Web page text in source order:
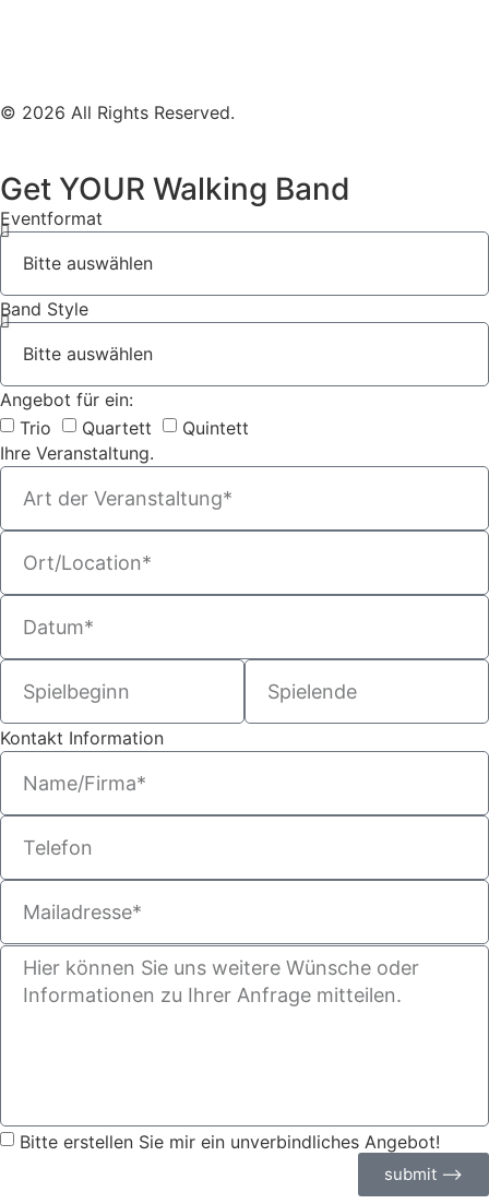
© 2026 All Rights Reserved.
Get YOUR Walking Band
Eventformat
Band Style
Angebot für ein:
Trio
Quartett
Quintett
Ihre Veranstaltung.
Kontakt Information
Bitte erstellen Sie mir ein unverbindliches Angebot!
submit ⟶